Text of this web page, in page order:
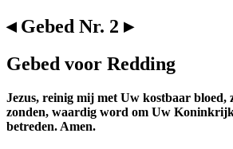
◂ Gebed Nr. 2 ▸
Gebed voor Redding
Jezus, reinig mij met Uw kostbaar bloed,
zonden, waardig word om Uw
betreden. Amen.